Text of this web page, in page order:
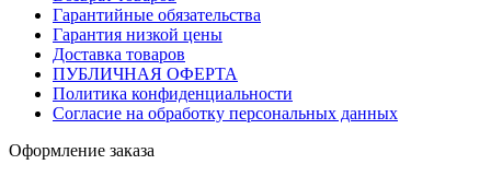
Гарантийные обязательства
Гарантия низкой цены
Доставка товаров
ПУБЛИЧНАЯ ОФЕРТА
Политика конфиденциальности
Согласие на обработку персональных данных
Оформление заказа